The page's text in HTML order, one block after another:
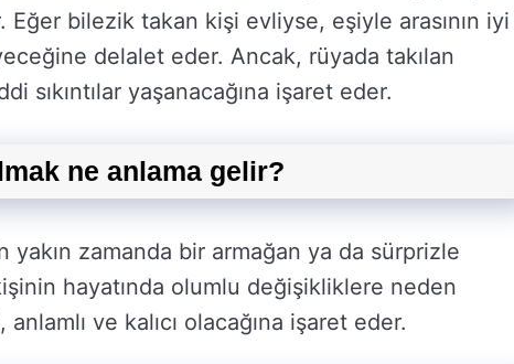
bilezik takan kişi evliyse, eşiyle arasının iyi
delalet eder. Ancak, rüyada takılan
sıkıntılar yaşanacağına işaret eder.
ne anlama gelir?
zamanda bir armağan ya da sürprizle
hayatında olumlu değişikliklere neden
ve kalıcı olacağına işaret eder.